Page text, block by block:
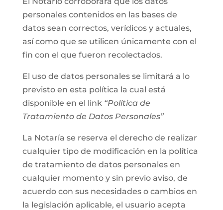
personales contenidos en las bases de
datos sean correctos, verídicos y actuales,
así como que se utilicen únicamente con el
fin con el que fueron recolectados.
El uso de datos personales se limitará a lo
previsto en esta política la cual está
disponible en el link “Política de
Tratamiento de Datos Personales”
La Notaría se reserva el derecho de realizar
cualquier tipo de modificación en la política
de tratamiento de datos personales en
cualquier momento y sin previo aviso, de
acuerdo con sus necesidades o cambios en
la legislación aplicable, el usuario acepta